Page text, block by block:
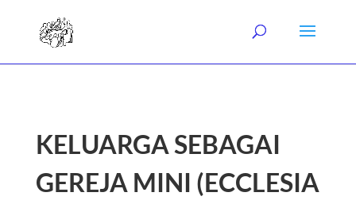
KELUARGA SEBAGAI
GEREJA MINI (ECCLESIA